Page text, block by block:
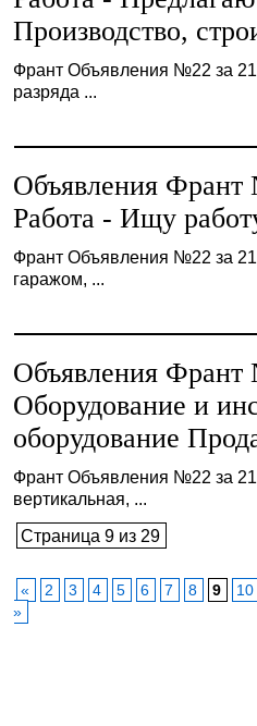
Производство,
Франт Объявления №22 за
разряда ...
Объявления Франт
Работа - Ищу
Франт Объявления №22 за
гаражом, ...
Объявления Франт
Оборудование и
оборудование
Франт Объявления №22 за
вертикальная, ...
Страница 9 из 29
« 2 3 4 5 6 7 8 9 10
»